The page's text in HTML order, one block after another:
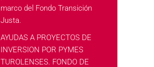
marco del Fondo Transición
Justa.
AYUDAS A PROYECTOS DE
INVERSION POR PYMES
TUROLENSES. FONDO DE